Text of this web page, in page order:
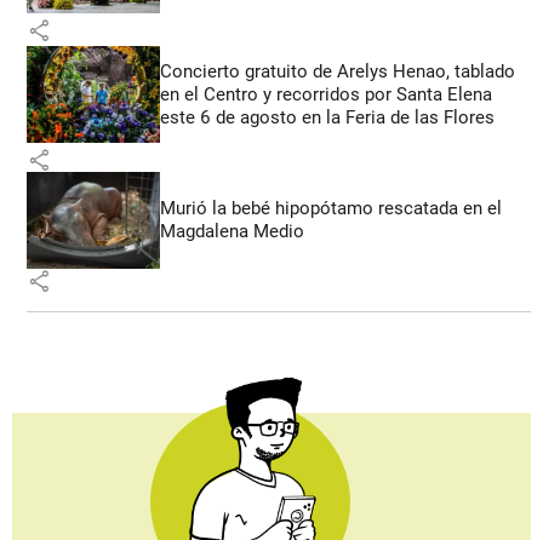
share
Concierto gratuito de Arelys Henao, tablado
en el Centro y recorridos por Santa Elena
este 6 de agosto en la Feria de las Flores
share
Murió la bebé hipopótamo rescatada en el
Magdalena Medio
share